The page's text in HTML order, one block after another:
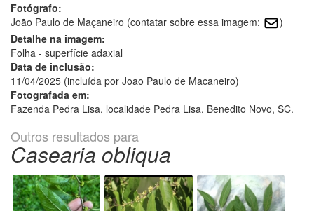
Fotógrafo:
João Paulo de Maçaneiro (contatar sobre essa imagem:
)
Detalhe na imagem:
Folha - superfície adaxial
Data de inclusão:
11/04/2025 (incluída por Joao Paulo de Macaneiro)
Fotografada em:
Fazenda Pedra Lisa, localidade Pedra Lisa, Benedito Novo, SC.
Outros resultados para
Casearia obliqua